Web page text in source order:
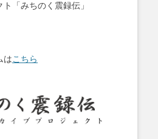
「みちのく震録伝」
はこちら